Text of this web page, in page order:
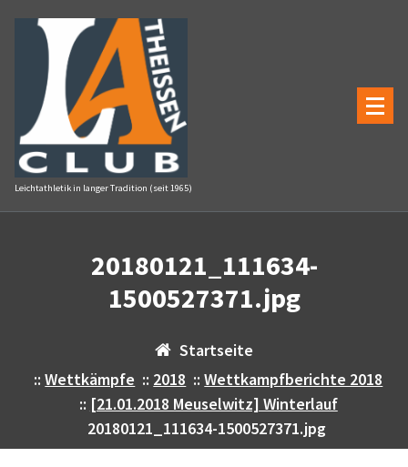
Inhalt
springen
Leichtathletik in langer Tradition (seit 1965)
20180121_111634-
1500527371.jpg
Startseite
::Wettkämpfe :: 2018 ::Wettkampfberichte 2018
:: [21.01.2018 Meuselwitz] Winterlauf
20180121_111634-1500527371.jpg